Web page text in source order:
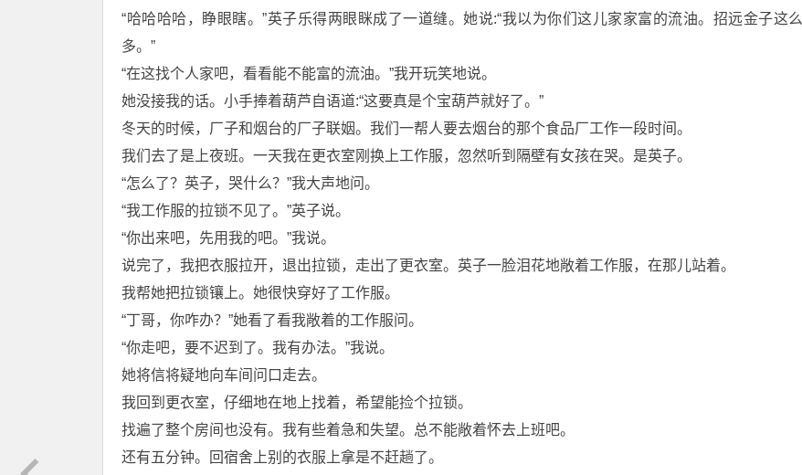
“哈哈哈哈，睁眼瞎。”英子乐得两眼眯成了一道缝。她说:“我以为你们这儿家家富的流油。招远金子这么
多。”
“在这找个人家吧，看看能不能富的流油。”我开玩笑地说。
她没接我的话。小手捧着葫芦自语道:“这要真是个宝葫芦就好了。”
冬天的时候，厂子和烟台的厂子联姻。我们一帮人要去烟台的那个食品厂工作一段时间。
我们去了是上夜班。一天我在更衣室刚换上工作服，忽然听到隔壁有女孩在哭。是英子。
“怎么了？英子，哭什么？”我大声地问。
“我工作服的拉锁不见了。”英子说。
“你出来吧，先用我的吧。”我说。
说完了，我把衣服拉开，退出拉锁，走出了更衣室。英子一脸泪花地敞着工作服，在那儿站着。
我帮她把拉锁镶上。她很快穿好了工作服。
“丁哥，你咋办？”她看了看我敞着的工作服问。
“你走吧，要不迟到了。我有办法。”我说。
她将信将疑地向车间问口走去。
我回到更衣室，仔细地在地上找着，希望能捡个拉锁。
找遍了整个房间也没有。我有些着急和失望。总不能敞着怀去上班吧。
还有五分钟。回宿舍上别的衣服上拿是不赶趟了。